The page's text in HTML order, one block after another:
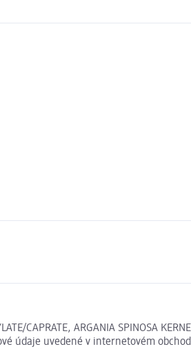
CAPRATE, ARGANIA SPINOSA
údaje uvedené v internetovém